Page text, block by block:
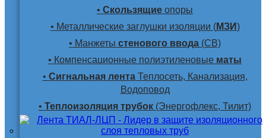
• Скользящие опоры
• Металлические заглушки изоляции (МЗИ)
• Манжеты стенового ввода (СВ)
• Компенсационные полиэтиленовые маты
• Сигнальная лентаТеплосеть, Канализация,
Водоповод
• Теплоизоляция трубок (Энергофлекс, Тилит)